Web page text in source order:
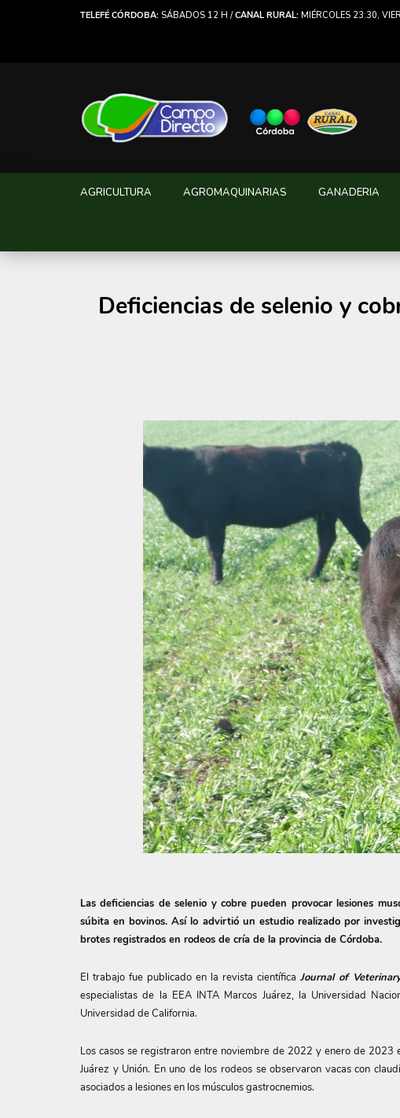
TELEFÉ CÓRDOBA: SÁBADOS 12 H /CANAL RURAL: MIÉRCOLES 23:30,
AGRICULTURA AGROMAQUINARIAS GANADERIA
Deficiencias de selenio y
Las deficiencias de selenio y cobre pueden provocar lesiones
súbita en bovinos. Así lo advirtió un estudio realizado por
brotes registrados en rodeos de cría de la provincia de Córdoba.
El trabajo fue publicado en la revista científica Journal of
especialistas de la EEA INTA Marcos Juárez, la Universidad
Universidad de California.
Los casos se registraron entre noviembre de 2022 y enero de 2023
Juárez y Unión. En uno de los rodeos se observaron vacas con
asociados a lesiones en los músculos gastrocnemios.